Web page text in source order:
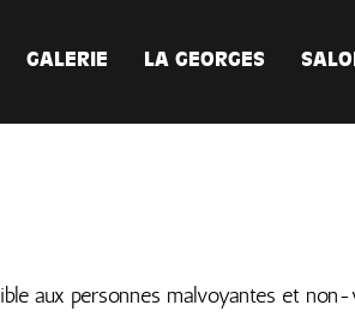
GALERIE LA GEORGES
aux personnes malvoyantes et